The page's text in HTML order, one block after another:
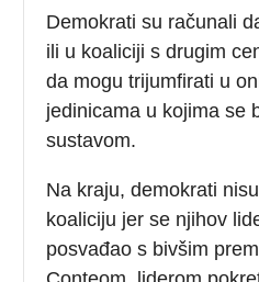
Demokrati su računali
ili u koaliciji s drugim
da mogu trijumfirati u
jedinicama u kojima se
sustavom.
Na kraju, demokrati
koaliciju jer se njihov
posvađao s bivšim